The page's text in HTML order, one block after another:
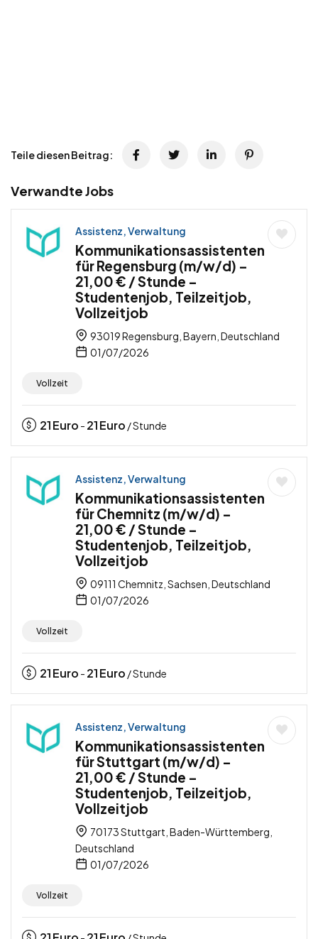
Teile diesen Beitrag:
Verwandte Jobs
Assistenz, Verwaltung
Kommunikationsassistenten
für Regensburg (m/w/d) –
21,00 € / Stunde –
Studentenjob, Teilzeitjob,
Vollzeitjob
93019 Regensburg, Bayern, Deutschland
01/07/2026
Vollzeit
21Euro - 21Euro / Stunde
Assistenz, Verwaltung
Kommunikationsassistenten
für Chemnitz (m/w/d) –
21,00 € / Stunde –
Studentenjob, Teilzeitjob,
Vollzeitjob
09111 Chemnitz, Sachsen, Deutschland
01/07/2026
Vollzeit
21Euro - 21Euro / Stunde
Assistenz, Verwaltung
Kommunikationsassistenten
für Stuttgart (m/w/d) –
21,00 € / Stunde –
Studentenjob, Teilzeitjob,
Vollzeitjob
70173 Stuttgart, Baden-Württemberg,
Deutschland
01/07/2026
Vollzeit